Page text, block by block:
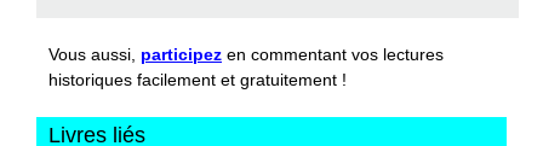
Vous aussi, participez en commentant vos lectures
historiques facilement et gratuitement !
Livres liés